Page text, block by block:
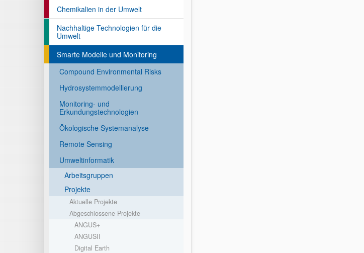
Chemikalien in der Umwelt
Nachhaltige Technologien für die
Umwelt
Smarte Modelle und Monitoring
Compound Environmental Risks
Hydrosystemmodellierung
Monitoring- und
Erkundungstechnologien
Ökologische Systemanalyse
Remote Sensing
Umweltinformatik
Arbeitsgruppen
Projekte
Aktuelle Projekte
Abgeschlossene Projekte
ANGUS+
ANGUSII
Digital Earth